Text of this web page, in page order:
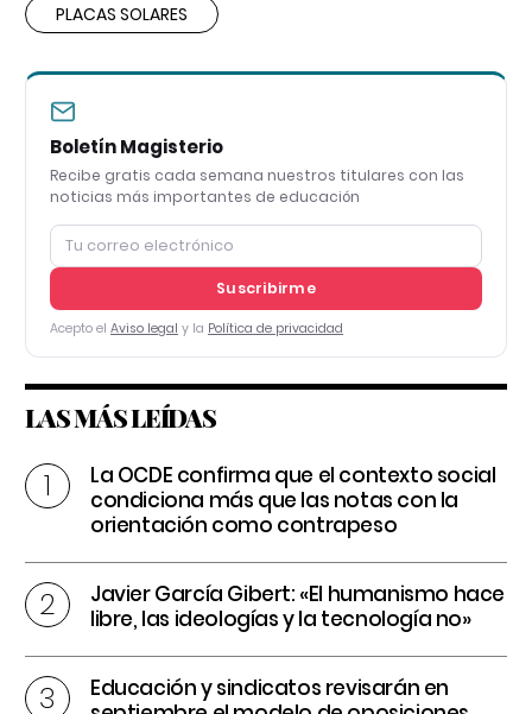
PLACAS SOLARES
Boletín Magisterio
Recibe gratis cada semana nuestros titulares con las
noticias más importantes de educación
Suscribirme
Acepto el Aviso legal y la Política de privacidad
LAS MÁS LEÍDAS
La OCDE confirma que el contexto social
condiciona más que las notas con la
orientación como contrapeso
Javier García Gibert: «El humanismo hace
libre, las ideologías y la tecnología no»
Educación y sindicatos revisarán en